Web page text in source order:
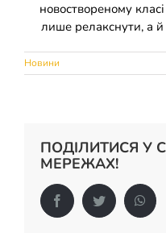
ШКІЛЬНІ МУЗЕЇ
ПРОЗОРІСТЬ ТА
новоствореному
лише релакснути, а
Новини
ПОДІЛИТИСЯ У
МЕРЕЖАХ!
FacebookTwitter